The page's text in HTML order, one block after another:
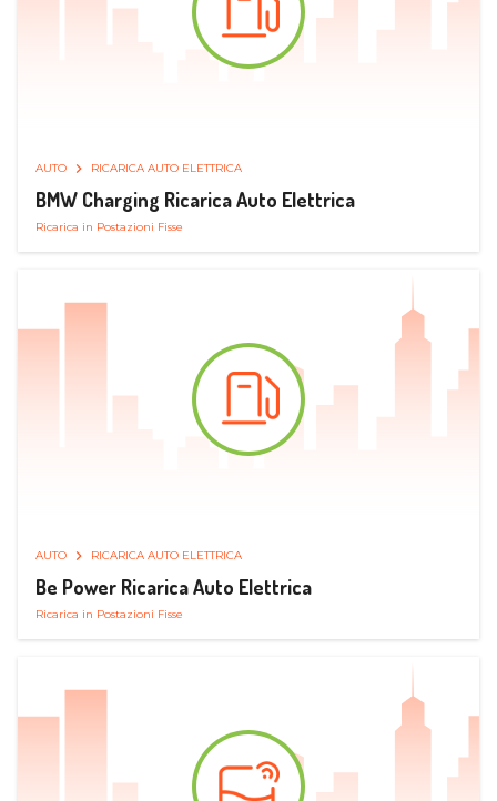
AUTO RICARICA AUTO ELETTRICA
BMW Charging Ricarica Auto Elettrica
Ricarica in Postazioni Fisse
AUTO RICARICA AUTO ELETTRICA
Be Power Ricarica Auto Elettrica
Ricarica in Postazioni Fisse